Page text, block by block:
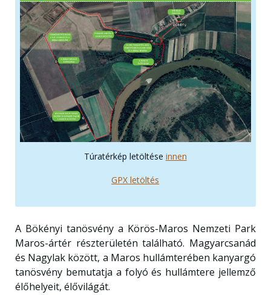
Túratérkép letöltése innen
GPX letöltés
A Bökényi tanösvény a Körös-Maros Nemzeti Park
Maros-ártér részterületén található. Magyarcsanád
és Nagylak között, a Maros hullámterében kanyargó
tanösvény bemutatja a folyó és hullámtere jellemző
élőhelyeit, élővilágát.